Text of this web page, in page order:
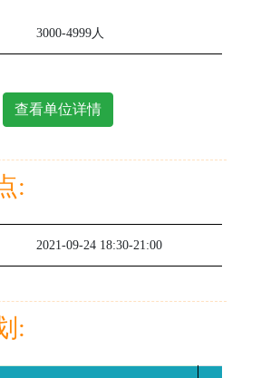
3000-4999人
查看单位详情
:
2021-09-24 18:30-21:00
: